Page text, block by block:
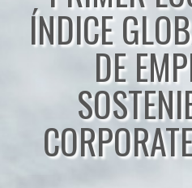
ÍNDICE
DE